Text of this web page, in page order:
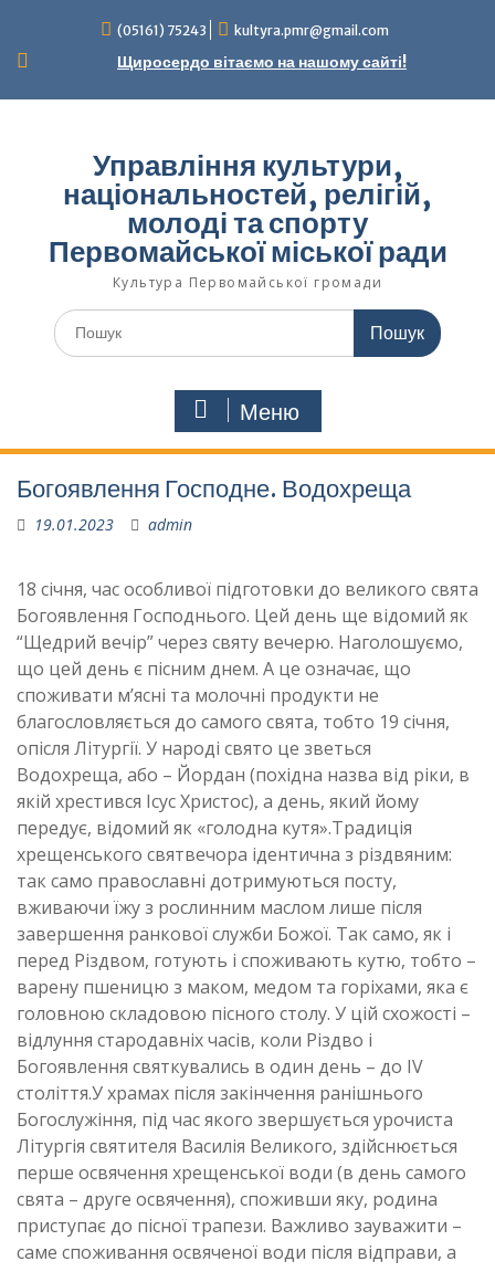
вмісту
(05161) 75243 kultyra.pmr@gmail.com
Щиросердо вітаємо на нашому сайті!
Управління культури,
національностей, релігій,
молоді та спорту
Первомайської міської ради
Культура Первомайcької громади
Шукати:
Меню
Богоявлення Господне. Водохреща
19.01.2023 admin
18 січня, час особливої підготовки до великого свята
Богоявлення Господнього. Цей день ще відомий як
“Щедрий вечір” через святу вечерю. Наголошуємо,
що цей день є пісним днем. А це означає, що
споживати м’ясні та молочні продукти не
благословляється до самого свята, тобто 19 січня,
опісля Літургії. У народі свято це зветься
Водохреща, або – Йордан (похідна назва від ріки, в
якій хрестився Ісус Христос), а день, який йому
передує, відомий як «голодна кутя».Традиція
хрещенського святвечора ідентична з різдвяним:
так само православні дотримуються посту,
вживаючи їжу з рослинним маслом лише після
завершення ранкової служби Божої. Так само, як і
перед Різдвом, готують і споживають кутю, тобто –
варену пшеницю з маком, медом та горіхами, яка є
головною складовою пісного столу. У цій схожості –
відлуння стародавніх часів, коли Різдво і
Богоявлення святкувались в один день – до ІV
століття.У храмах після закінчення ранішнього
Богослужіння, під час якого звершується урочиста
Літургія святителя Василія Великого, здійснюється
перше освячення хрещенської води (в день самого
свята – друге освячення), споживши яку, родина
приступає до пісної трапези. Важливо зауважити –
саме споживання освяченої води після відправи, а